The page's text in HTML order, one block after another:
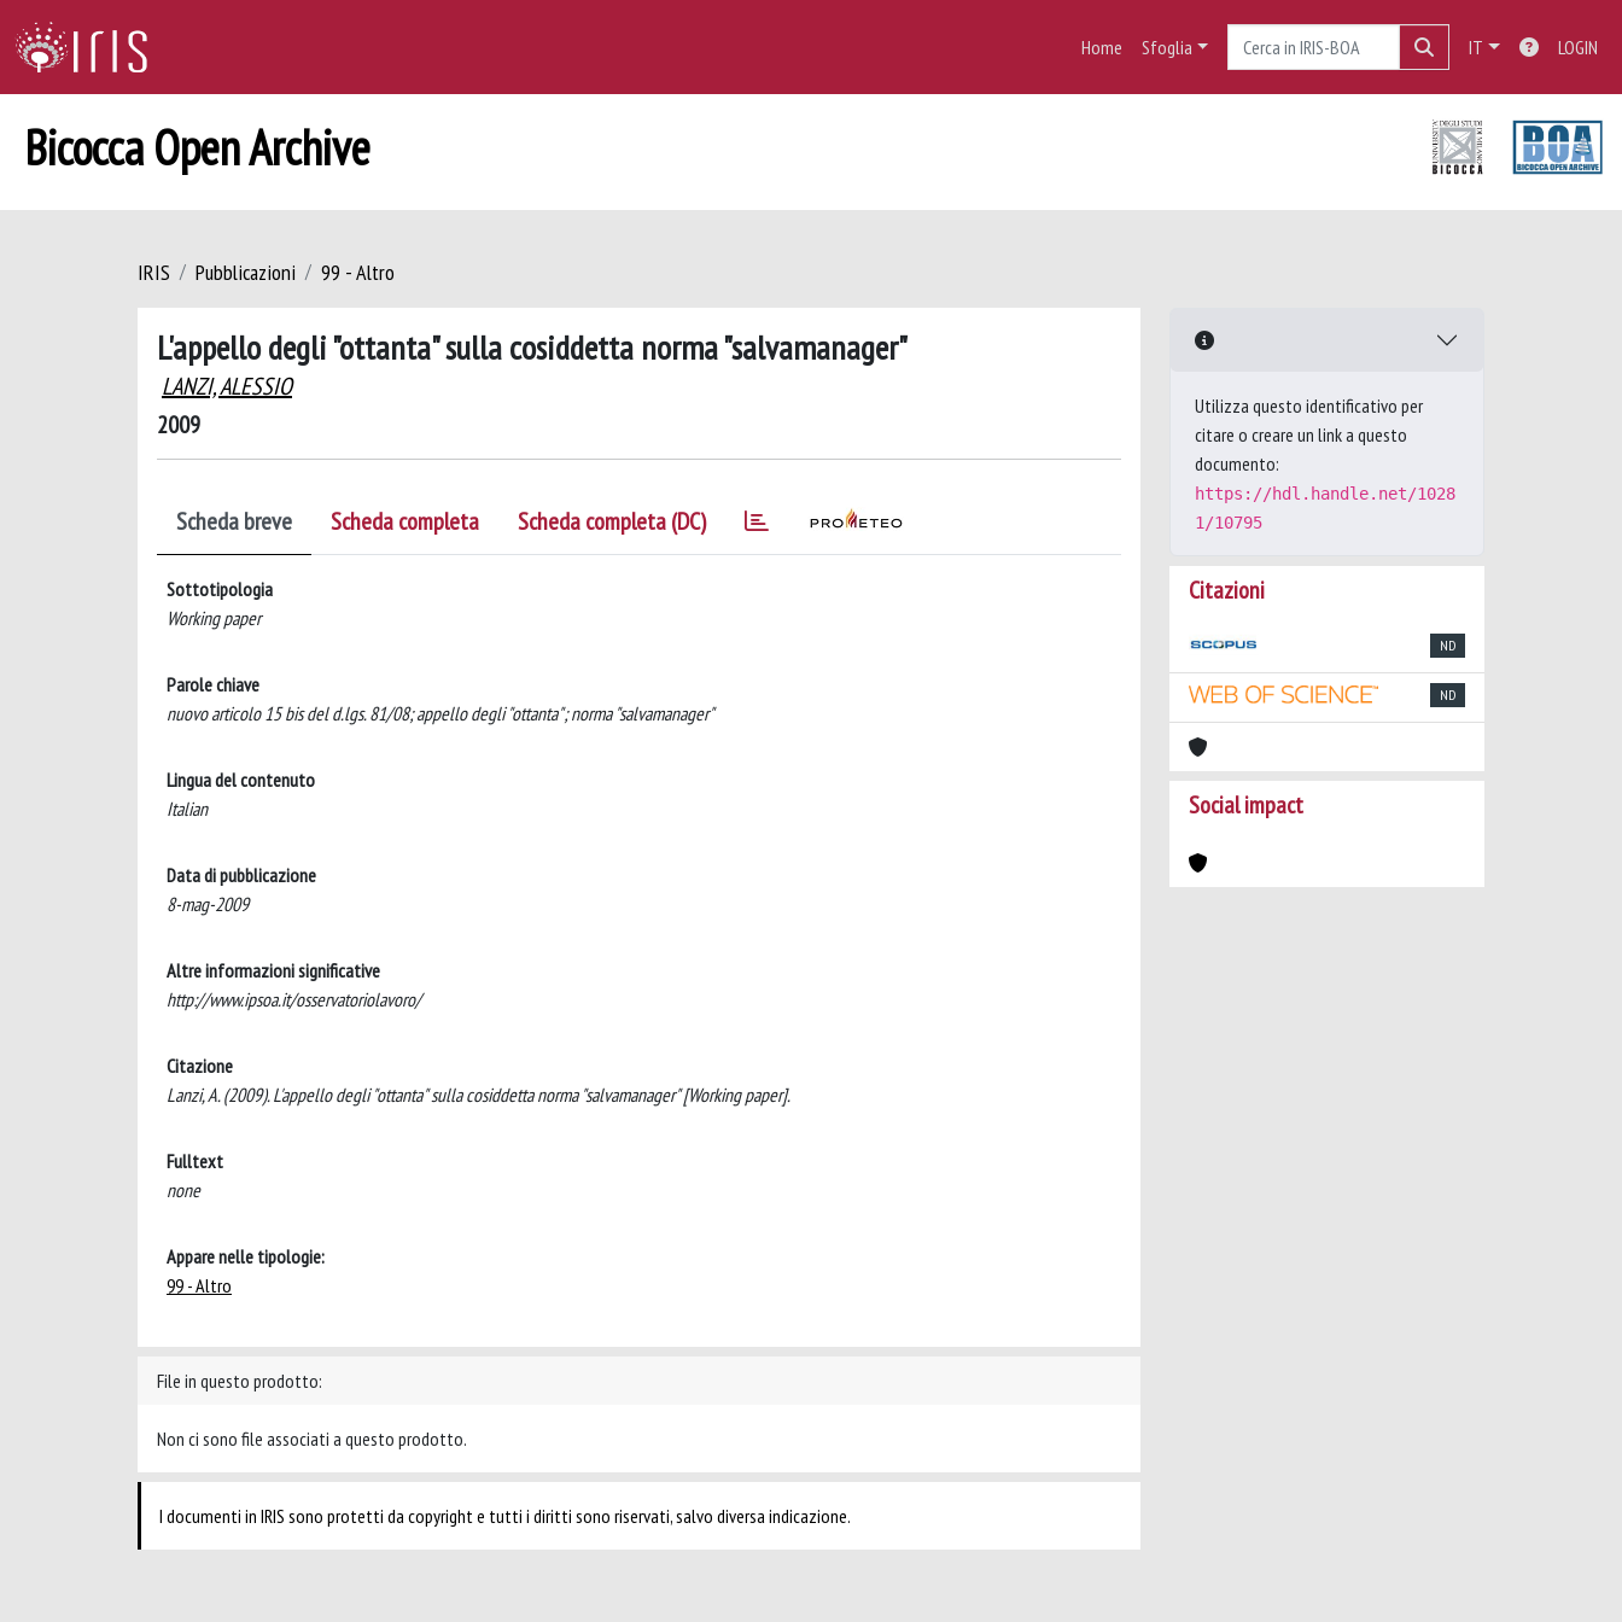
Home Sfoglia IT LOGIN
Bicocca Open Archive
IRIS Pubblicazioni 99 - Altro
L'appello degli "ottanta" sulla cosiddetta norma "salvamanager"
LANZI, ALESSIO
2009
Scheda breve Scheda completa Scheda completa (DC)
Sottotipologia
Working paper
Parole chiave
nuovo articolo 15 bis del d.lgs. 81/08; appello degli "ottanta"; norma "salvamanager"
Lingua del contenuto
Italian
Data di pubblicazione
8-mag-2009
Altre informazioni significative
http://www.ipsoa.it/osservatoriolavoro/
Citazione
Lanzi, A. (2009). L'appello degli "ottanta" sulla cosiddetta norma "salvamanager" [Working paper].
Fulltext
none
Appare nelle tipologie:
99 - Altro
File in questo prodotto:
Non ci sono file associati a questo prodotto.
I documenti in IRIS sono protetti da copyright e tutti i diritti sono riservati, salvo diversa indicazione.
Utilizza questo identificativo per
citare o creare un link a questo
documento:
https://hdl.handle.net/1028
1/10795
Citazioni
ND
ND
Social impact